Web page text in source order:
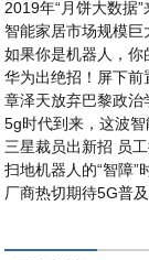
2019年“月饼大数据
智能家居市场规模
如果你是机器人，
华为出绝招！屏下
章泽天放弃巴黎政
5g时代到来，这波
三星裁员出新招 员
扫地机器人的“智障
厂商热切期待5G普